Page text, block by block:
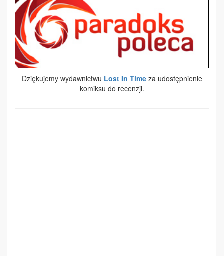
Dziękujemy wydawnictwu Lost In Time za udostępnienie
komiksu do recenzji.